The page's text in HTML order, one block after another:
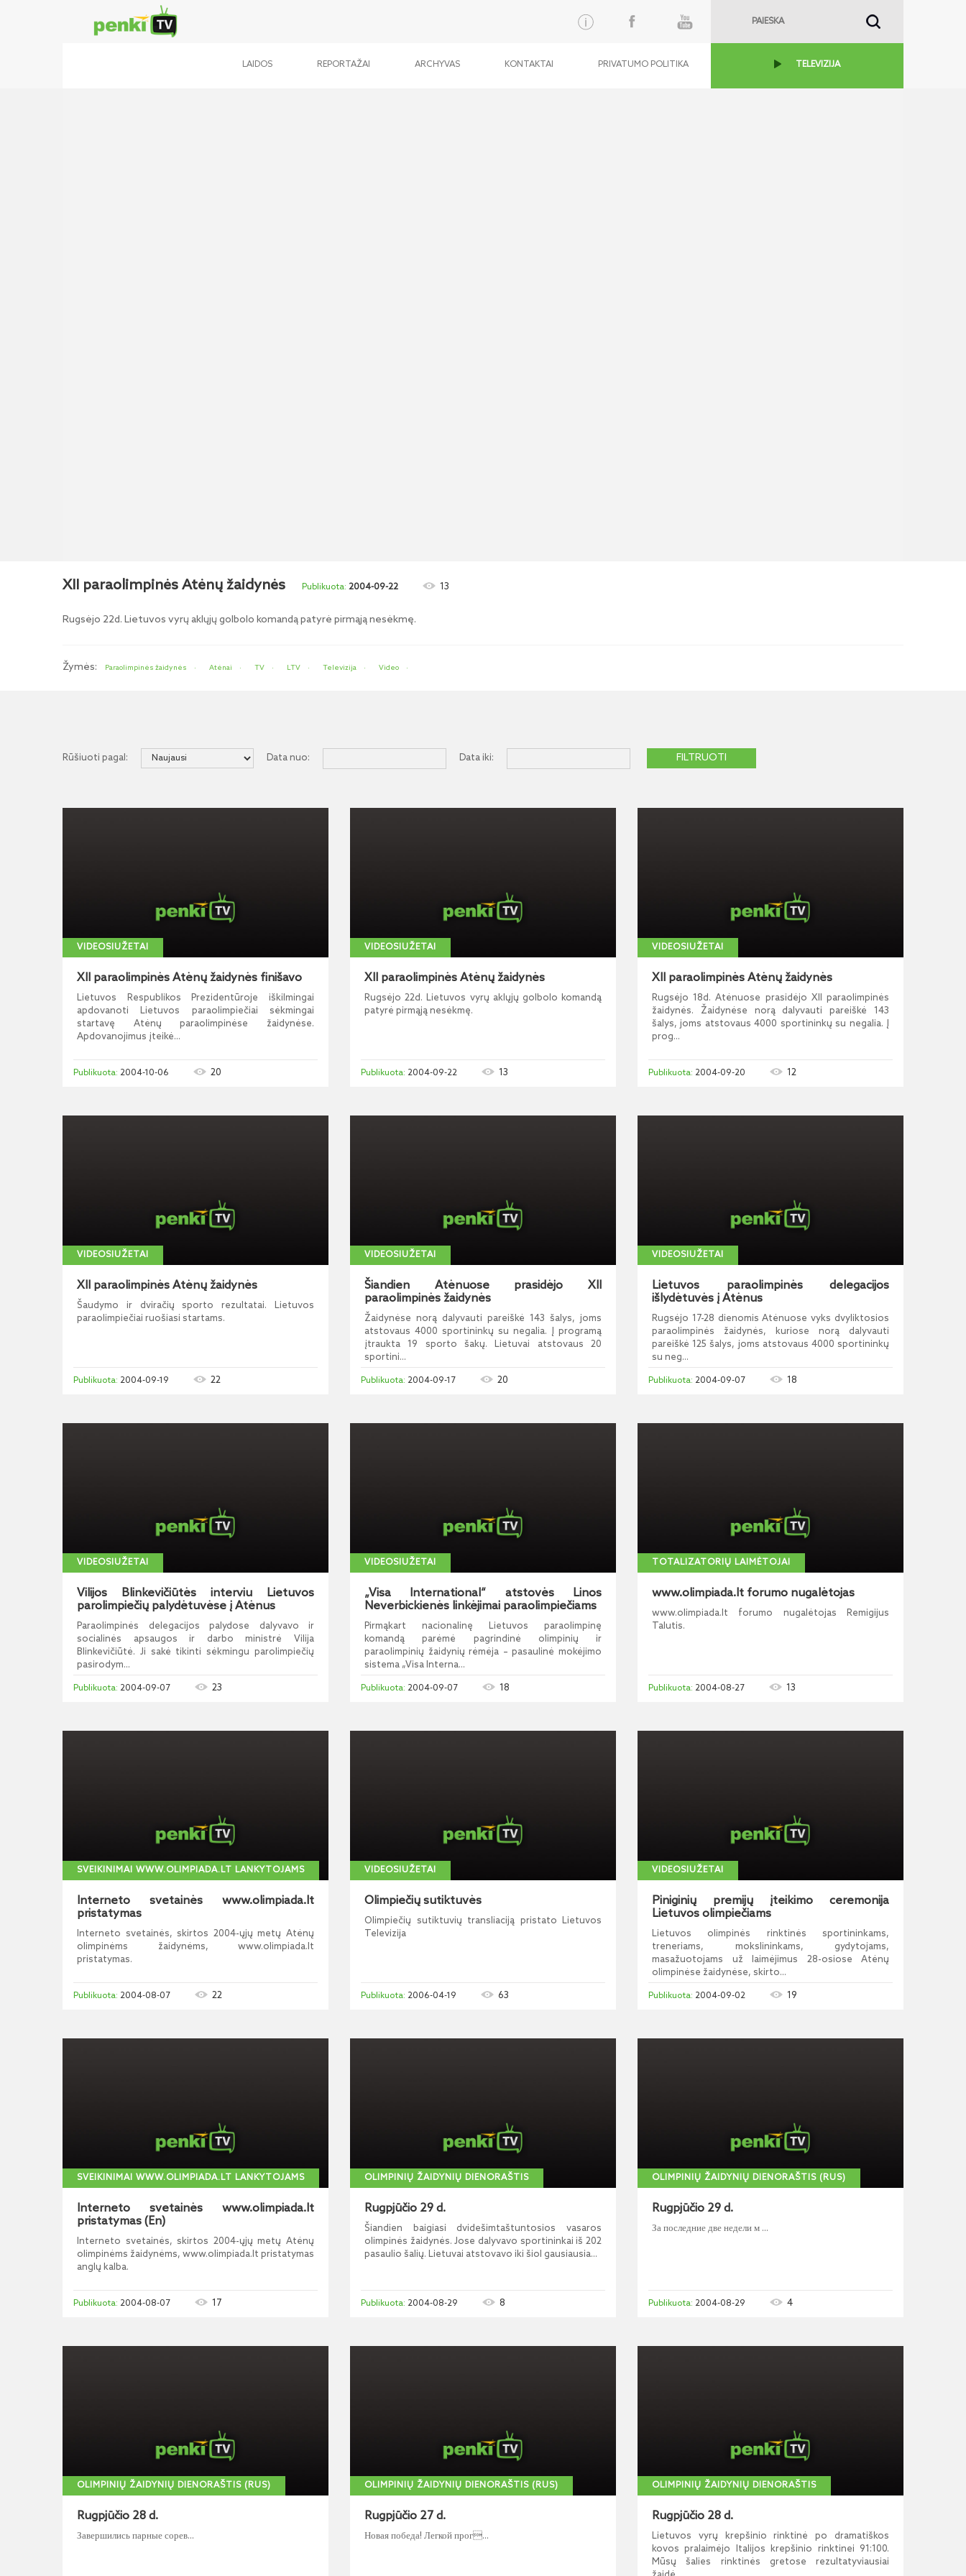
LAIDOS REPORTAŽAI ARCHYVAS KONTAKTAI PRIVATUMO POLITIKA TELEVIZIJA
XII paraolimpinės Atėnų žaidynės 2004-09-22 13
Rugsėjo 22d. Lietuvos vyrų aklųjų golbolo komandą patyrė pirmąją nesėkmę.
Žymės: Paraolimpinės žaidynės Atėnai TV LTV Televizija Video
Rūšiuoti pagal: Data nuo: Data iki:
VIDEOSIUŽETAI
XII paraolimpinės Atėnų žaidynės finišavo
Lietuvos Respublikos Prezidentūroje iškilmingai
apdovanoti Lietuvos paraolimpiečiai sėkmingai
startavę Atėnų paraolimpinėse žaidynėse.
Apdovanojimus įteikė...
2004-10-06 20
VIDEOSIUŽETAI
XII paraolimpinės Atėnų žaidynės
Rugsėjo 22d. Lietuvos vyrų aklųjų golbolo komandą
patyrė pirmąją nesėkmę.
2004-09-22 13
VIDEOSIUŽETAI
XII paraolimpinės Atėnų žaidynės
Rugsėjo 18d. Atėnuose prasidėjo XII paraolimpinės
žaidynės. Žaidynėse norą dalyvauti pareiškė 143
šalys, joms atstovaus 4000 sportininkų su negalia. Į
prog...
2004-09-20 12
VIDEOSIUŽETAI
XII paraolimpinės Atėnų žaidynės
Šaudymo ir dviračių sporto rezultatai. Lietuvos
paraolimpiečiai ruošiasi startams.
2004-09-19 22
VIDEOSIUŽETAI
Šiandien Atėnuose prasidėjo XII
paraolimpinės žaidynės
Žaidynėse norą dalyvauti pareiškė 143 šalys, joms
atstovaus 4000 sportininkų su negalia. Į programą
įtraukta 19 sporto šakų. Lietuvai atstovaus 20
sportini...
2004-09-17 20
VIDEOSIUŽETAI
Lietuvos paraolimpinės delegacijos
išlydėtuvės į Atėnus
Rugsėjo 17-28 dienomis Atėnuose vyks dvyliktosios
paraolimpinės žaidynės, kuriose norą dalyvauti
pareiškė 125 šalys, joms atstovaus 4000 sportininkų
su neg...
2004-09-07 18
VIDEOSIUŽETAI
Vilijos Blinkevičiūtės interviu Lietuvos
parolimpiečių palydėtuvėse į Atėnus
Paraolimpinės delegacijos palydose dalyvavo ir
socialinės apsaugos ir darbo ministrė Vilija
Blinkevičiūtė. Ji sakė tikinti sėkmingu parolimpiečių
pasirodym...
2004-09-07 23
VIDEOSIUŽETAI
„Visa International“ atstovės Linos
Neverbickienės linkėjimai paraolimpiečiams
Pirmąkart nacionalinę Lietuvos paraolimpinę
komandą parėmė pagrindinė olimpinių ir
paraolimpinių žaidynių rėmėja – pasaulinė mokėjimo
sistema „Visa Interna...
2004-09-07 18
TOTALIZATORIŲ LAIMĖTOJAI
www.olimpiada.lt forumo nugalėtojas
www.olimpiada.lt forumo nugalėtojas Remigijus
Talutis.
2004-08-27 13
SVEIKINIMAI WWW.OLIMPIADA.LT LANKYTOJAMS
Interneto svetainės www.olimpiada.lt
pristatymas
Interneto svetainės, skirtos 2004-ųjų metų Atėnų
olimpinėms žaidynėms, www.olimpiada.lt
pristatymas.
2004-08-07 22
VIDEOSIUŽETAI
Olimpiečių sutiktuvės
Olimpiečių sutiktuvių transliaciją pristato Lietuvos
Televizija
2006-04-19 63
VIDEOSIUŽETAI
Piniginių premijų įteikimo ceremonija
Lietuvos olimpiečiams
Lietuvos olimpinės rinktinės sportininkams,
treneriams, mokslininkams, gydytojams,
masažuotojams už laimėjimus 28-osiose Atėnų
olimpinėse žaidynėse, skirto...
2004-09-02 19
SVEIKINIMAI WWW.OLIMPIADA.LT LANKYTOJAMS
Interneto svetainės www.olimpiada.lt
pristatymas (En)
Interneto svetainės, skirtos 2004-ųjų metų Atėnų
olimpinėms žaidynėms, www.olimpiada.lt pristatymas
anglų kalba.
2004-08-07 17
OLIMPINIŲ ŽAIDYNIŲ DIENORAŠTIS
Rugpjūčio 29 d.
Šiandien baigiasi dvidešimtaštuntosios vasaros
olimpinės žaidynės. Jose dalyvavo sportininkai iš 202
pasaulio šalių. Lietuvai atstovavo iki šiol gausiausia...
2004-08-29 8
OLIMPINIŲ ŽAIDYNIŲ DIENORAŠTIS (RUS)
Rugpjūčio 29 d.
За последние две недели м ...
2004-08-29 4
OLIMPINIŲ ŽAIDYNIŲ DIENORAŠTIS (RUS)
Rugpjūčio 28 d.
Завершились парные сорев...
OLIMPINIŲ ŽAIDYNIŲ DIENORAŠTIS (RUS)
Rugpjūčio 27 d.
Новая победа! Легкой прог...
OLIMPINIŲ ŽAIDYNIŲ DIENORAŠTIS
Rugpjūčio 28 d.
Lietuvos vyrų krepšinio rinktinė po dramatiškos
kovos pralaimėjo Italijos krepšinio rinktinei 91:100.
Mūsų šalies rinktinės gretose rezultatyviausiai